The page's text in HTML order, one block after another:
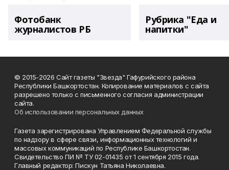
Фотобанк
журналистов РБ
Рубрика "Еда и
напитки"
© 2015-2026 Сайт газеты "Звезда" Гафурийского района
Республики Башкортостан. Копирование материалов с сайта
разрешено только с письменного согласия администрации
сайта.
Об использовании персональных данных
Газета зарегистрирована Управлением Федеральной службы
по надзору в сфере связи, информационных технологий и
массовых коммуникаций по Республике Башкортостан.
Свидетельство ПИ № ТУ 02-01435 от 1 сентября 2015 года.
Главный редактор: Пискун Татьяна Николаевна.